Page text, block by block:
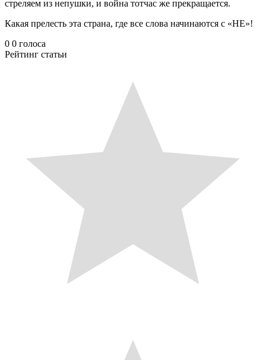
стреляем из непушки, и война тотчас же прекращается.
Какая прелесть эта страна, где все слова начинаются с «НЕ»!
0 0 голоса
Рейтинг статьи